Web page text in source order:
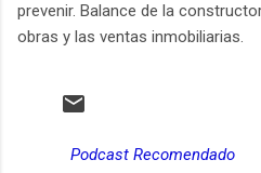
prevenir. Balance de la
obras y las ventas inmobiliarias.
Podcast Recomendado